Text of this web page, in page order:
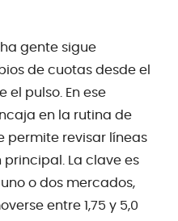
gente sigue
de cuotas desde el
el pulso. En ese
en la rutina de
permite revisar líneas
La clave es
o dos mercados,
entre 1,75 y 5,0